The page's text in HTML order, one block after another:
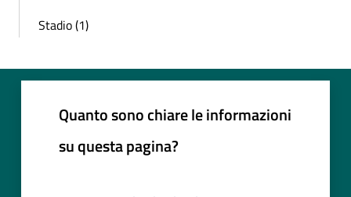
Stadio (1)
Quanto sono chiare le informazioni
su questa pagina?